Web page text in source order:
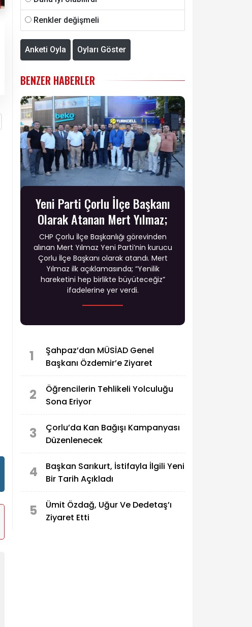
Renkler değişmeli
Anketi Oyla Oyları Göster
BENZER HABERLER
Yeni Parti Çorlu İlçe Başkanı
Olarak Atanan Mert Yılmaz;
CHP Çorlu İlçe Başkanlığı görevinden
alınan Mert Yılmaz Yeni Parti’nin kurucu
Çorlu İlçe Başkanı olarak atandı. Mert
Yılmaz ilk açıklamasında; “Yenilik
hareketini hep birlikte büyüteceğiz”
ifadelerine yer verdi.
1
Şahpaz’dan MÜSİAD Genel
Başkanı Özdemir’e Ziyaret
2
Öğrencilerin Tehlikeli Yolculuğu
Sona Eriyor
3
Çorlu’da Kan Bağışı Kampanyası
Düzenlenecek
4
Başkan Sarıkurt, İstifayla İlgili Yeni
Bir Tarih Açıkladı
5
Ümit Özdağ, Uğur Ve Dedetaş’ı
Ziyaret Etti